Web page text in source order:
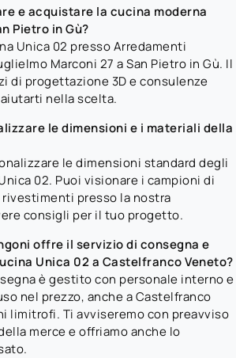
e acquistare la cucina moderna
Pietro in Gù?
Unica 02 presso Arredamenti
Marconi 27 a San Pietro in Gù. Il
di progettazione 3D e consulenze
nella scelta.
le dimensioni e i materiali della
le dimensioni standard degli
02. Puoi visionare i campioni di
presso la nostra
consigli per il tuo progetto.
offre il servizio di consegna e
Unica 02 a Castelfranco Veneto?
è gestito con personale interno e
nel prezzo, anche a Castelfranco
limitrofi. Ti avviseremo con preavviso
merce e offriamo anche lo